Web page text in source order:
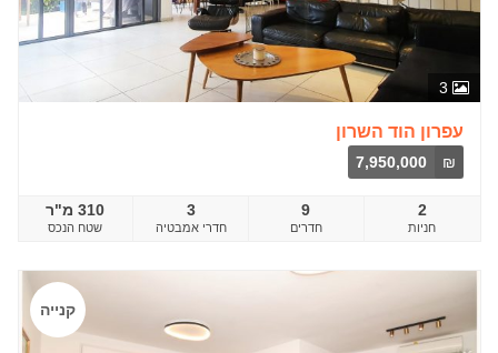
עפרון הוד השרון
₪
7,950,000
310 מ"ר
שטח הנכס
3
‎חדרי אמבטיה
9
חדרים
2
קנייה